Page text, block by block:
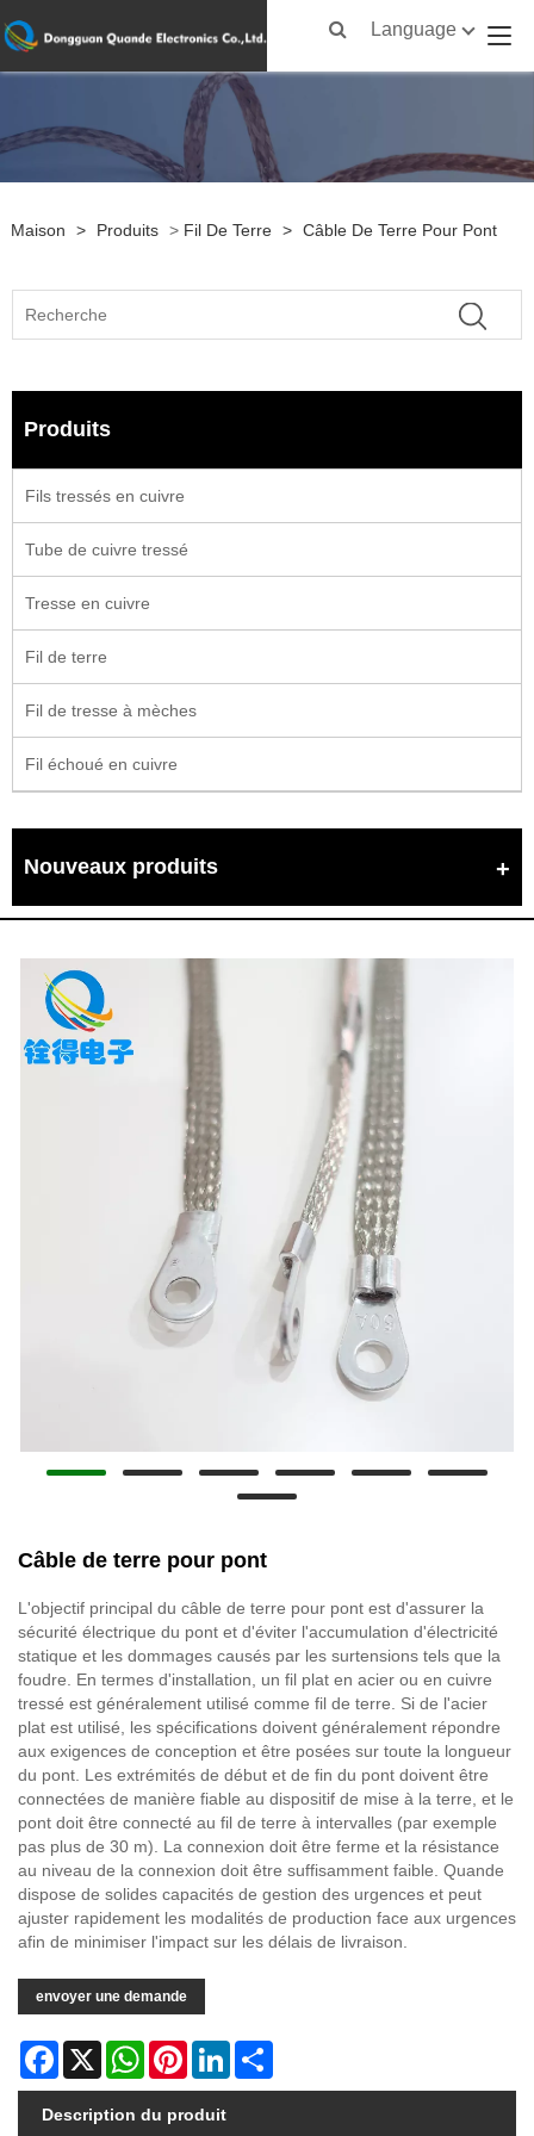
Language
Maison > Produits > Fil De Terre > Câble De Terre Pour Pont
Produits
Fils tressés en cuivre
Tube de cuivre tressé
Tresse en cuivre
Fil de terre
Fil de tresse à mèches
Fil échoué en cuivre
Nouveaux produits
Câble de terre pour pont
L'objectif principal du câble de terre pour pont est d'assurer la
sécurité électrique du pont et d'éviter l'accumulation d'électricité
statique et les dommages causés par les surtensions tels que la
foudre. En termes d'installation, un fil plat en acier ou en cuivre
tressé est généralement utilisé comme fil de terre. Si de l'acier
plat est utilisé, les spécifications doivent généralement répondre
aux exigences de conception et être posées sur toute la longueur
du pont. Les extrémités de début et de fin du pont doivent être
connectées de manière fiable au dispositif de mise à la terre, et le
pont doit être connecté au fil de terre à intervalles (par exemple
pas plus de 30 m). La connexion doit être ferme et la résistance
au niveau de la connexion doit être suffisamment faible. Quande
dispose de solides capacités de gestion des urgences et peut
ajuster rapidement les modalités de production face aux urgences
afin de minimiser l'impact sur les délais de livraison.
envoyer une demande
Facebook
X WhatsAppPinterestLinkedIn
Description du produit